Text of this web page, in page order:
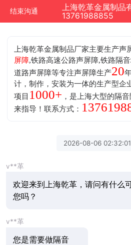
结束沟通
13761988855
上海乾革金属制品厂家主要生产声
屏障,铁路高速公路声屏障,铁路隔
道路声屏障等专注声屏障生产20
计，制作，安装为一体的生产型企
项目 1000+ ，是上海大型的隔
来指导！联系方式：
2026-08-06
v**革
欢迎来到上海乾革，请问有什么
您吗？
v**革
您是需要做隔音